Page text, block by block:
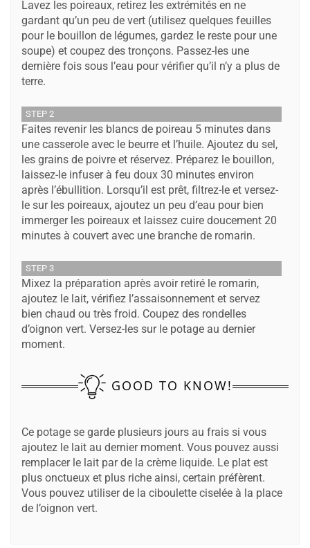
Lavez les poireaux, retirez les extrémités en ne
gardant qu’un peu de vert (utilisez quelques feuilles
pour le bouillon de légumes, gardez le reste pour une
soupe) et coupez des tronçons. Passez-les une
dernière fois sous l’eau pour vérifier qu’il n’y a plus de
terre.
STEP 2
Faites revenir les blancs de poireau 5 minutes dans
une casserole avec le beurre et l’huile. Ajoutez du sel,
les grains de poivre et réservez. Préparez le bouillon,
laissez-le infuser à feu doux 30 minutes environ
après l’ébullition. Lorsqu’il est prêt, filtrez-le et versez-
le sur les poireaux, ajoutez un peu d’eau pour bien
immerger les poireaux et laissez cuire doucement 20
minutes à couvert avec une branche de romarin.
STEP 3
Mixez la préparation après avoir retiré le romarin,
ajoutez le lait, vérifiez l’assaisonnement et servez
bien chaud ou très froid. Coupez des rondelles
d’oignon vert. Versez-les sur le potage au dernier
moment.
GOOD TO KNOW!
Ce potage se garde plusieurs jours au frais si vous
ajoutez le lait au dernier moment. Vous pouvez aussi
remplacer le lait par de la crème liquide. Le plat est
plus onctueux et plus riche ainsi, certain préfèrent.
Vous pouvez utiliser de la ciboulette ciselée à la place
de l’oignon vert.